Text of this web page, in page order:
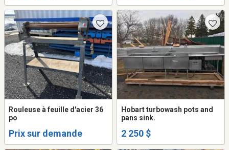
Rouleuse à feuille d'acier 36
po
Prix sur demande
Hobart turbowash pots and
pans sink.
2 250 $